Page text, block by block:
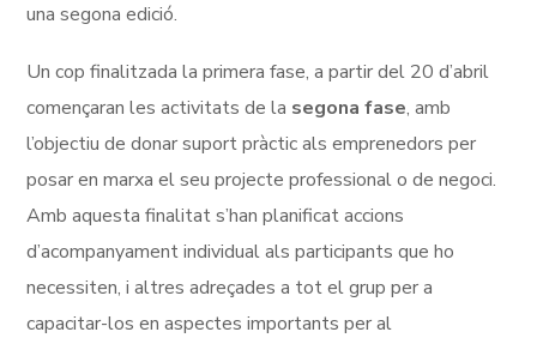
una segona edició.
Un cop finalitzada la primera fase, a partir del 20 d’abril
començaran les activitats de la segona fase, amb
l’objectiu de donar suport pràctic als emprenedors per
posar en marxa el seu projecte professional o de negoci.
Amb aquesta finalitat s’han planificat accions
d’acompanyament individual als participants que ho
necessiten, i altres adreçades a tot el grup per a
capacitar-los en aspectes importants per al